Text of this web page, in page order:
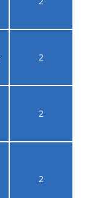
2
2
2